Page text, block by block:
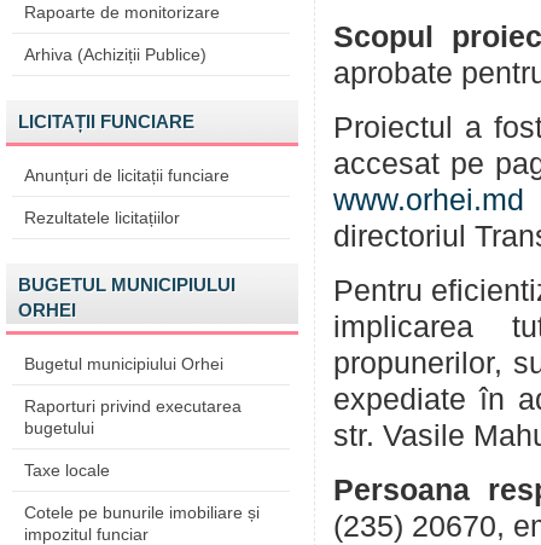
Rapoarte de monitorizare
Arhiva (Achiziții Publice)
LICITAȚII FUNCIARE
Anunțuri de licitații funciare
Rezultatele licitațiilor
BUGETUL MUNICIPIULUI
ORHEI
Bugetul municipiului Orhei
Raporturi privind executarea
bugetului
Taxe locale
Cotele pe bunurile imobiliare și
impozitul funciar
Scopul
aprobate
Proiectul a
accesat pe
www.orhei.md
directoriul
Pentru
implicarea
propunerilor,
expediate în
str. Vasile
Persoana
(235) 20670,